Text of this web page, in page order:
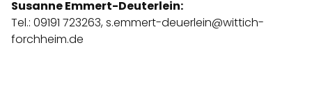
Susanne Emmert-Deuterlein:
Tel.: 09191 723263,s.emmert-deuerlein@wittich-
forchheim.de